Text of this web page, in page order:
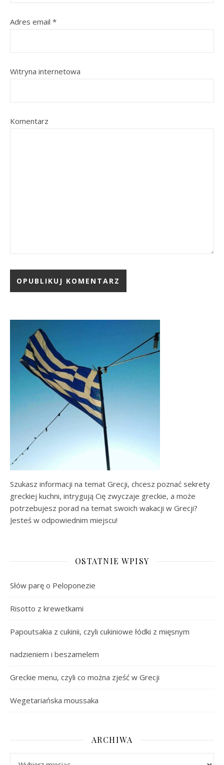
Adres email *
Witryna internetowa
Komentarz
Szukasz informacji na temat Grecji, chcesz poznać sekrety
greckiej kuchni, intrygują Cię zwyczaje greckie, a może
potrzebujesz porad na temat swoich wakacji w Grecji?
Jesteś w odpowiednim miejscu!
OSTATNIE WPISY
Słów parę o Peloponezie
Risotto z krewetkami
Papoutsakia z cukinii, czyli cukiniowe łódki z mięsnym
nadzieniem i beszamelem
Greckie menu, czyli co można zjeść w Grecji
Wegetariańska moussaka
ARCHIWA